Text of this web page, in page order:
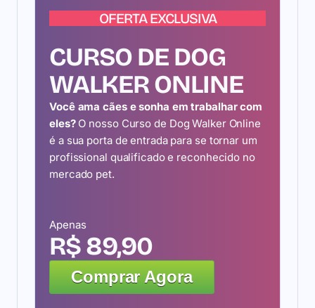
OFERTA EXCLUSIVA
CURSO DE DOG
WALKER ONLINE
Você ama cães e sonha em trabalhar com
eles?O nosso Curso de Dog Walker Online
é a sua porta de entrada para se tornar um
profissional qualificado e reconhecido no
mercado pet.
Apenas
R$ 89,90
Comprar Agora